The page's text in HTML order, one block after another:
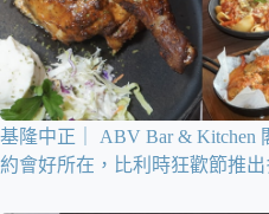
基隆中正｜ ABV Bar & Kitchen
約會好所在，比利時狂歡節推